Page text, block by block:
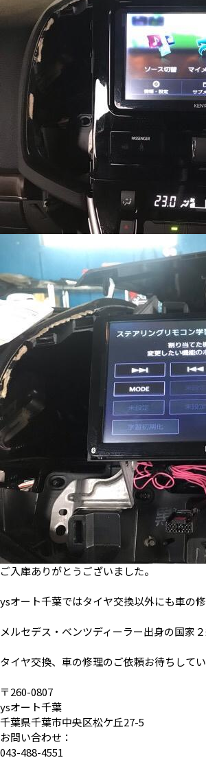
ご入庫ありがとうございました。
ysオート千葉ではタイヤ交換以外にも車の修
メルセデス・ベンツディーラー出身の国家
タイヤ交換、車の修理のご依頼お待ちしてい
〒260-0807
ysオート千葉
千葉県千葉市中央区松ケ丘27-5
お問い合わせ：
043-488-4551